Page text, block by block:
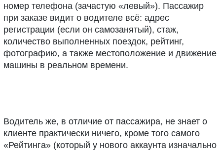
номер телефона (зачастую «левый»). Пассажир
при заказе видит о водителе всё: адрес
регистрации (если он самозанятый), стаж,
количество выполненных поездок, рейтинг,
фотографию, а также местоположение и движение
машины в реальном времени.
Водитель же, в отличие от пассажира, не знает о
клиенте практически ничего, кроме того самого
«Рейтинга» (который у нового аккаунта изначально